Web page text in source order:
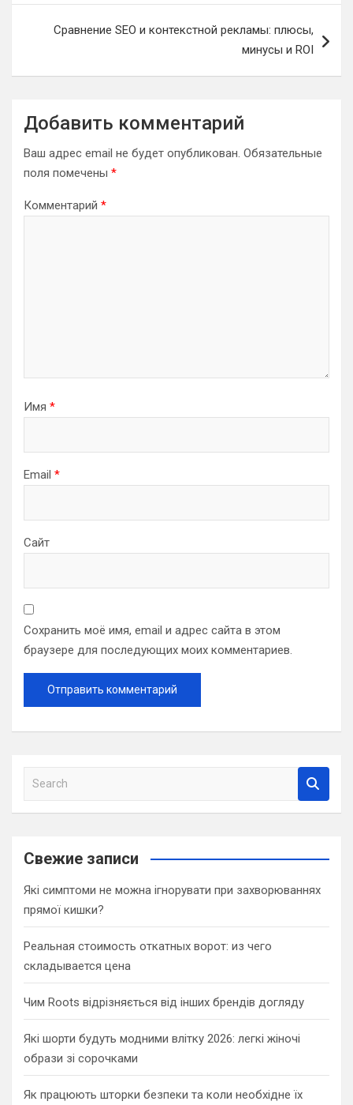
Сравнение SEO и контекстной рекламы: плюсы,
минусы и ROI
Добавить комментарий
Ваш адрес email не будет опубликован. Обязательные
поля помечены *
Комментарий *
Имя *
Email *
Сайт
Сохранить моё имя, email и адрес сайта в этом
браузере для последующих моих комментариев.
a
c
Свежие записи
Які симптоми не можна ігнорувати при захворюваннях
прямої кишки?
Реальная стоимость откатных ворот: из чего
складывается цена
Чим Roots відрізняється від інших брендів догляду
Які шорти будуть модними влітку 2026: легкі жіночі
образи зі сорочками
Як працюють шторки безпеки та коли необхідне їх